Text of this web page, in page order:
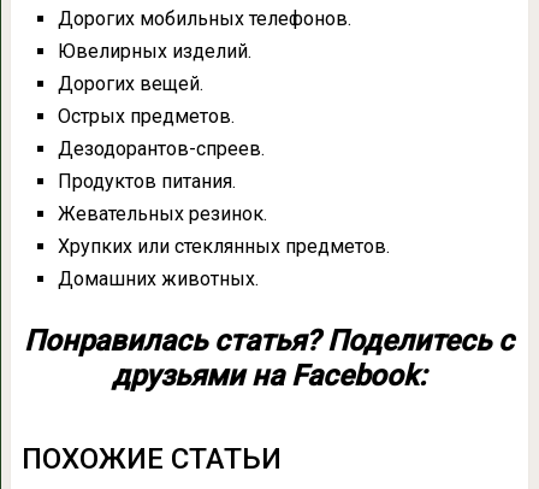
Дорогих мобильных телефонов.
Ювелирных изделий.
Дорогих вещей.
Острых предметов.
Дезодорантов-спреев.
Продуктов питания.
Жевательных резинок.
Хрупких или стеклянных предметов.
Домашних животных.
Понравилась статья? Поделитесь с
друзьями на Facebook:
ПОХОЖИЕ СТАТЬИ